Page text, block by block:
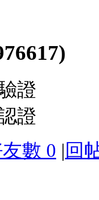
證
證
數 0 | 回